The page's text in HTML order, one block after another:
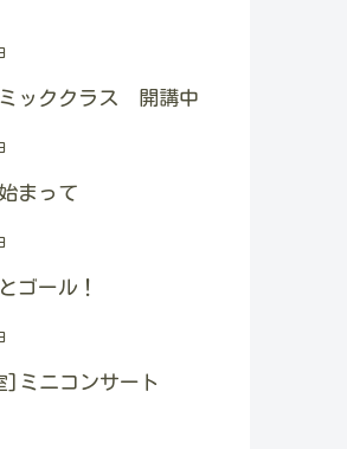
ッククラス 開講中
まって
ゴール！
]ミニコンサート